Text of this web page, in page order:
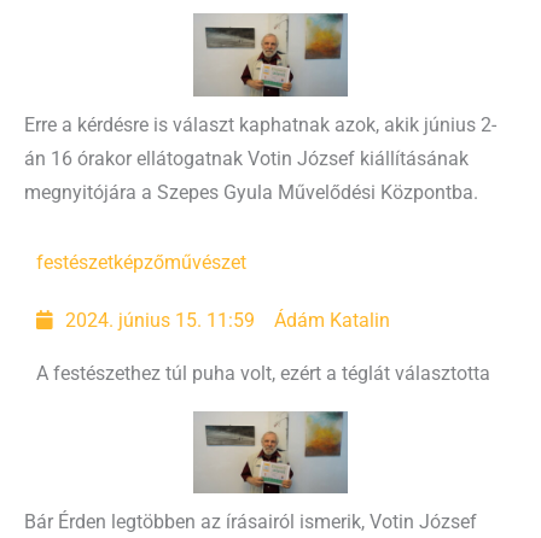
Erre a kérdésre is választ kaphatnak azok, akik június 2-
án 16 órakor ellátogatnak Votin József kiállításának
megnyitójára a Szepes Gyula Művelődési Központba.
festészetképzőművészet
2024. június 15. 11:59 Ádám Katalin
A festészethez túl puha volt, ezért a téglát választotta
Bár Érden legtöbben az írásairól ismerik, Votin József